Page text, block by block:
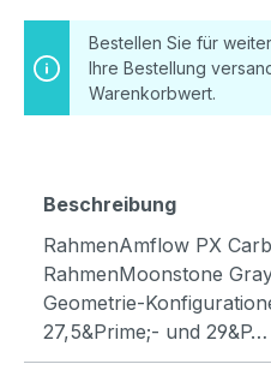
Bestellen Sie für
Ihre Bestellung
Warenkorbwert.
Beschreibung
RahmenAmflow PX
RahmenMoonstone
Geometrie-
27,5&Prime;- und 29&P…